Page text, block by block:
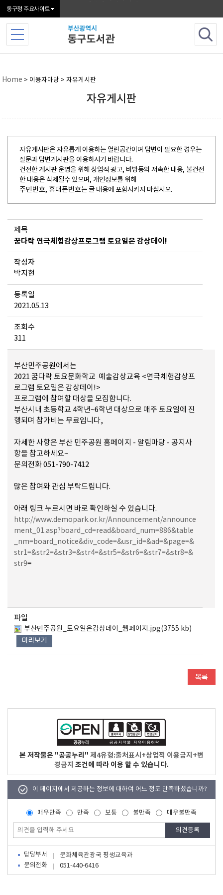
동구청 주요사이트
Home > 이용자마당 > 자유게시판
자유게시판
자유게시판은 자유롭게 이용하는 열린공간이며 답변이 필요한 경우는
질문과 답변게시판을 이용하시기 바랍니다.
건전한 게시판 운영을 위해 상업적 광고, 비방등의 저속한 내용, 불건전
한 내용은 삭제될수 있으며, 개인정보를 위해
주민번호, 휴대폰번호는 글 내용에 포함시키지 마십시오.
제목
꿈다락 연극체험감상프로그램 토요일은 감상데이!
작성자
박지현
등록일
2021.05.13
조회수
311
부산민주공원에서는
2021 꿈다락 토요문화학교 예술감상교육 <연극체험감상프
로그램 토요일은 감상데이!>
프로그램에 참여할 대상을 모집합니다.
부산시내 초등학교 4학년~6학년 대상으로 매주 토요일에 진
행되며 참가비는 무료입니다,
자세한 사항은 부산 민주공원 홈페이지 - 알림마당 - 공지사
항을 참고하세요~
문의전화 051-790-7412
많은 참여와 관심 부탁드립니다.
아래 링크 누르시면 바로 확인하실 수 있습니다.
http://www.demopark.or.kr/Announcement/announce
ment_01.asp?board_cd=read&board_num=886&table
_nm=board_notice&div_code=&usr_id=&ad=&page=&
str1=&str2=&str3=&str4=&str5=&str6=&str7=&str8=&
str9=
파일
부산민주공원_토요일은감상데이_웹페이지.jpg(3755 kb)
미리보기
본 저작물은 "공공누리" 제4유형:출처표시+상업적 이용금지+변
경금지 조건에 따라 이용 할 수 있습니다.
이 페이지에서 제공하는 정보에 대하여 어느 정도 만족하셨습니까?
매우만족 만족 보통 불만족 매우불만족
담당부서
문화체육관광국 평생교육과
문의전화
051-440-6416